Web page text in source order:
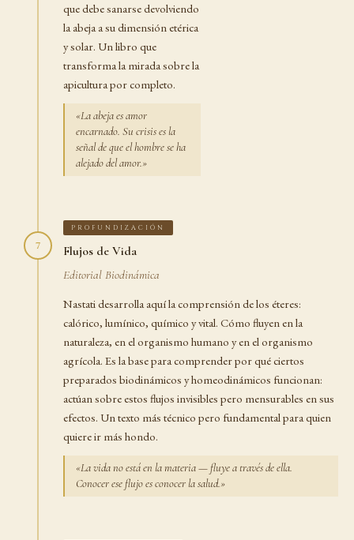
que debe sanarse devolviendo
la abeja a su dimensión etérica
y solar. Un libro que
transforma la mirada sobre la
apicultura por completo.
«La abeja es amor
encarnado. Su crisis es la
señal de que el hombre se ha
alejado del amor.»
7
PROFUNDIZACIÓN
Flujos de Vida
Editorial Biodinámica
Nastati desarrolla aquí la comprensión de los éteres:
calórico, lumínico, químico y vital. Cómo fluyen en la
naturaleza, en el organismo humano y en el organismo
agrícola. Es la base para comprender por qué ciertos
preparados biodinámicos y homeodinámicos funcionan:
actúan sobre estos flujos invisibles pero mensurables en sus
efectos. Un texto más técnico pero fundamental para quien
quiere ir más hondo.
«La vida no está en la materia — fluye a través de ella.
Conocer ese flujo es conocer la salud.»